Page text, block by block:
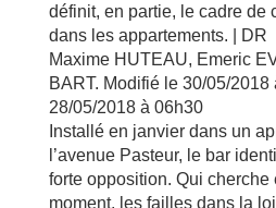
définit, en partie, le cadre de
dans les appartements. | DR
Maxime HUTEAU, Emeric
BART. Modifié le 30/05/2018
28/05/2018 à 06h30
Installé en janvier dans un
l’avenue Pasteur, le bar
forte opposition. Qui cherche
moment, les failles dans la